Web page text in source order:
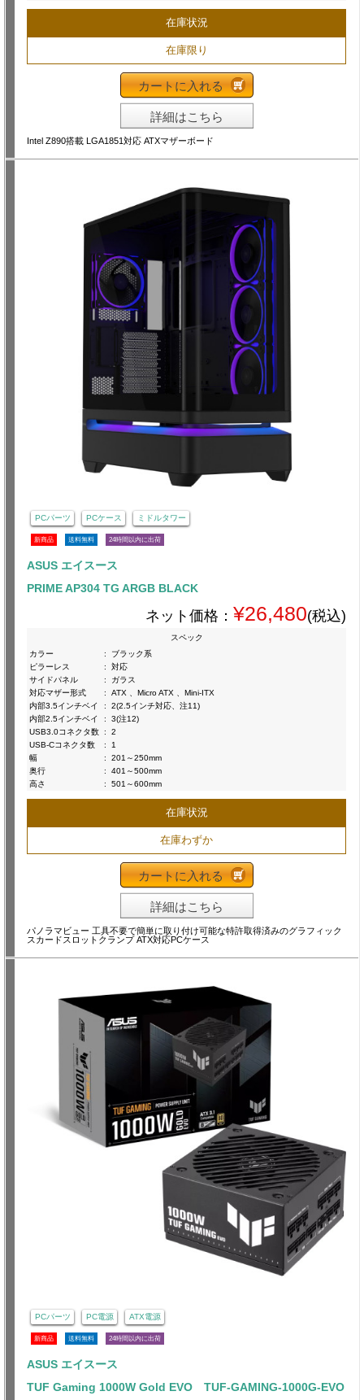
在庫状況
在庫限り
カートに入れる
詳細はこちら
Intel Z890搭載 LGA1851対応 ATXマザーボード
PCパーツ PCケース ミドルタワー
新商品 送料無料 24時間以内に出荷
ASUS エイスース
PRIME AP304 TG ARGB BLACK
ネット価格： ¥26,480(税込)
スペック
カラー
:
ブラック系
ピラーレス
:
対応
サイドパネル
:
ガラス
対応マザー形式
:
ATX 、Micro ATX 、Mini-ITX
内部3.5インチベイ
:
2(2.5インチ対応、注11)
内部2.5インチベイ
:
3(注12)
USB3.0コネクタ数 :
2
USB-Cコネクタ数
:
1
幅
:
201～250mm
奥行
:
401～500mm
高さ
: 501～600mm
在庫状況
在庫わずか
カートに入れる
詳細はこちら
パノラマビュー 工具不要で簡単に取り付け可能な特許取得済みのグラフィック
スカードスロットクランプ ATX対応PCケース
PCパーツ PC電源 ATX電源
新商品 送料無料 24時間以内に出荷
ASUS エイスース
TUF Gaming 1000W Gold EVO TUF-GAMING-1000G-EVO